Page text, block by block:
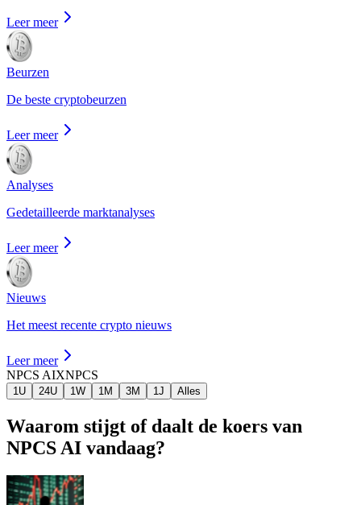
Leer meer
Beurzen
De beste cryptobeurzen
Leer meer
Analyses
Gedetailleerde marktanalyses
Leer meer
Nieuws
Het meest recente crypto nieuws
Leer meer
NPCS AIXNPCS
1U 24U 1W 1M 3M 1J Alles
Waarom stijgt of daalt de koers van
NPCS AI vandaag?